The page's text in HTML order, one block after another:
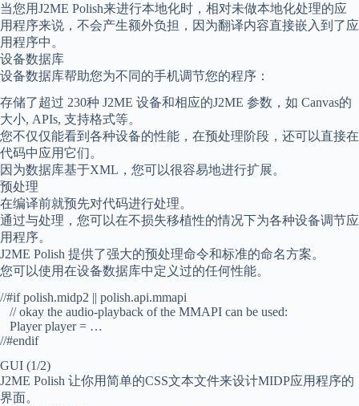
当您用J2ME Polish来进行本地化时，相对未做本地化处理的应
用程序来说，不会产生额外负担，因为翻译内容直接嵌入到了应
用程序中。
设备数据库
设备数据库帮助您为不同的手机调节您的程序：
存储了超过 230种 J2ME 设备和相应的J2ME 参数，如 Canvas的
大小, APIs, 支持格式等。
您不仅仅能看到各种设备的性能，在预处理阶段，还可以直接在
代码中应用它们。
因为数据库基于XML，您可以很容易地进行扩展。
预处理
在编译前就预先对代码进行处理。
通过与处理，您可以在不损失移植性的情况下为各种设备调节应
用程序。
J2ME Polish 提供了强大的预处理命令和标准的命名方案。
您可以使用在设备数据库中定义过的任何性能。
//#if polish.midp2 || polish.api.mmapi
// okay the audio-playback of the MMAPI can be used:
Player player = …
//#endif
GUI (1/2)
J2ME Polish 让你用简单的CSS文本文件来设计MIDP应用程序的
界面。